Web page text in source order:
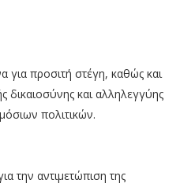
για προσιτή στέγη, καθώς και
δικαιοσύνης και αλληλεγγύης
πολιτικών.
την αντιμετώπιση της